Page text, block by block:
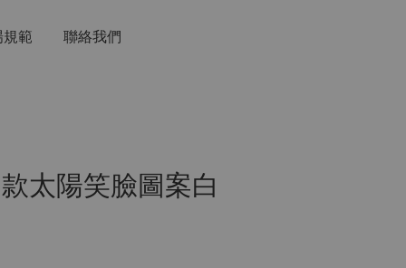
規範 聯絡我們
款太陽笑臉圖案白